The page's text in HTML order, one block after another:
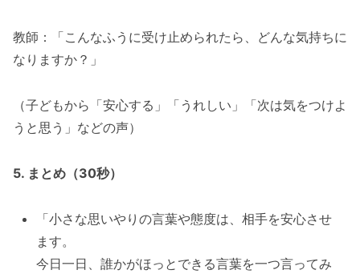
教師：「こんなふうに受け止められたら、どんな気持ちに
なりますか？」
（子どもから「安心する」「うれしい」「次は気をつけよ
うと思う」などの声）
5. まとめ（30秒）
「小さな思いやりの言葉や態度は、相手を安心させ
ます。
今日一日、誰かがほっとできる言葉を一つ言ってみ